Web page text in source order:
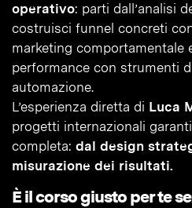
operativo: parti dall’analisi
costruisci funnel concreti
marketing comportamentale
performance con strumenti
automazione.
L’esperienza diretta di Luca
progetti internazionali
completa: dal design
misurazione dei risultati.
È il corso giusto per te